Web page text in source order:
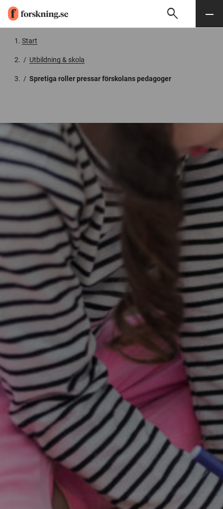
Söksearch Meny
Start
/ Utbildning & skola
/ Spretiga roller pressar förskolans pedagoger